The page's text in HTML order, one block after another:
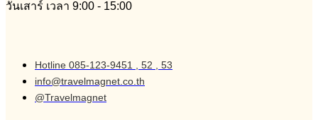
วันเสาร์ เวลา 9:00 - 15:00
Hotline 085-123-9451 , 52 , 53
info@travelmagnet.co.th
@Travelmagnet